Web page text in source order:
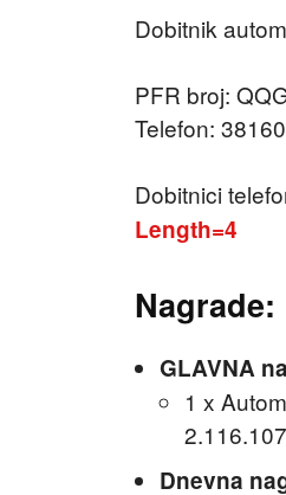
Dobitnik
PFR broj:
Telefon:
Dobitnici
Length=4
Nagrade:
GLAVNA
1 x
Dnevna